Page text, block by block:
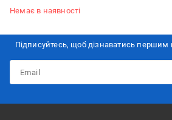
Немає в наявності
Підписуйтесь, щоб дізнаватись першим